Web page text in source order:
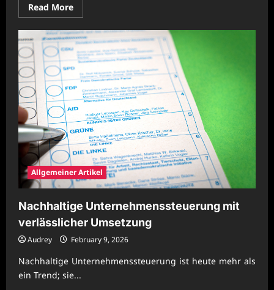
Read MoreRead
more
Nachhaltige
Unternehmenspraxis
für
stabile
Wettbewerbsentwicklung
Allgemeiner Artikel
Nachhaltige Unternehmenssteuerung mit
verlässlicher Umsetzung
Audrey February 9, 2026
Nachhaltige Unternehmenssteuerung ist heute mehr als
ein Trend; sie...